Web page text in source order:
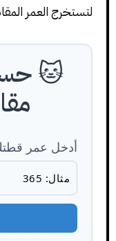
لتستخرج العمر
🐱
أدخل عمر قطتك